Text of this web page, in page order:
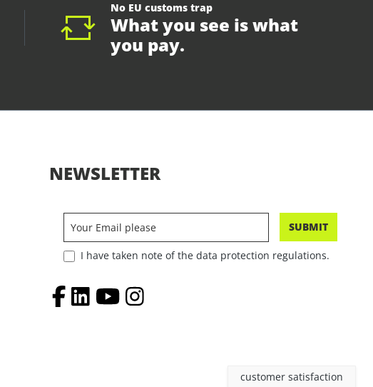
No EU customs trap
What you see is what
you pay.
customer satisfaction
NEWSLETTER
SUBMIT
I have taken note of the data protection regulations.